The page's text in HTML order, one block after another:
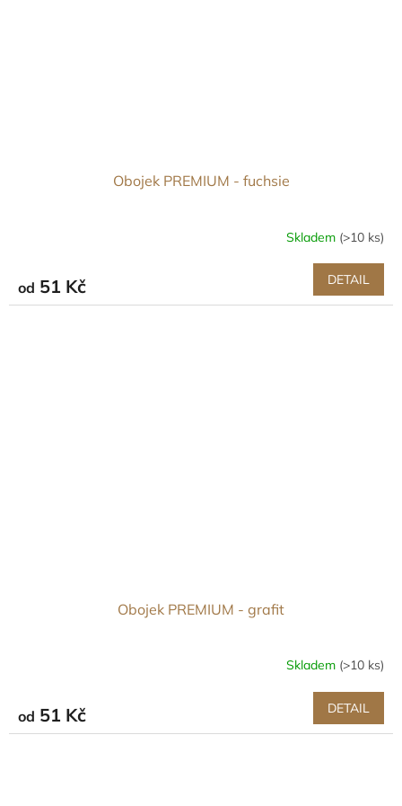
Obojek PREMIUM - fuchsie
Skladem (>10 ks)
od 51 Kč DETAIL
Obojek PREMIUM - grafit
Skladem (>10 ks)
od 51 Kč DETAIL